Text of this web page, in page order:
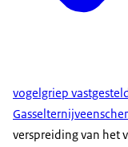
vogelgriep
verspreiding van het